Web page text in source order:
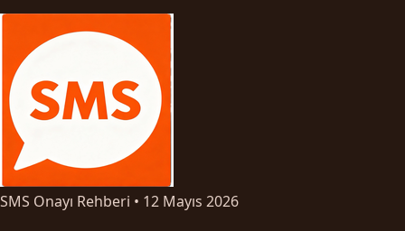
SMS Onayı Rehberi • 12 Mayıs 2026